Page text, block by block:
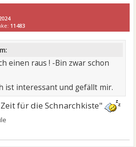
11483
einen raus ! -Bin zwar schon
ist interessant und gefällt mir.
für die Schnarchkiste"